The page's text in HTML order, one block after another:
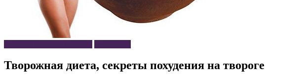
Творожная диета, секреты похудения на твороге